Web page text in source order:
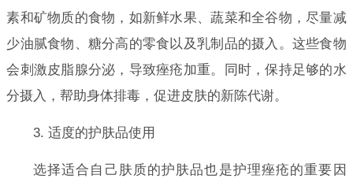
素和矿物质的食物，如新鲜水果、蔬菜和全谷物，尽量减
少油腻食物、糖分高的零食以及乳制品的摄入。这些食物
会刺激皮脂腺分泌，导致痤疮加重。同时，保持足够的水
分摄入，帮助身体排毒，促进皮肤的新陈代谢。
3. 适度的护肤品使用
选择适合自己肤质的护肤品也是护理痤疮的重要因